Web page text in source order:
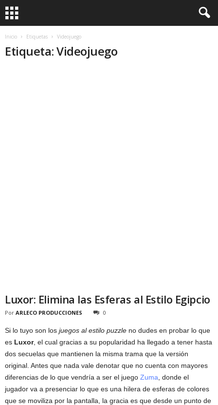
Inicio Etiquetas Videojuego
Etiqueta: Videojuego
Luxor: Elimina las Esferas al Estilo Egipcio
Por ARLECO PRODUCCIONES 0
Si lo tuyo son los juegos al estilo puzzle no dudes en probar lo que
es Luxor, el cual gracias a su popularidad ha llegado a tener hasta
dos secuelas que mantienen la misma trama que la versión
original. Antes que nada vale denotar que no cuenta con mayores
diferencias de lo que vendría a ser el juego Zuma , donde el
jugador va a presenciar lo que es una hilera de esferas de colores
que se moviliza por la pantalla, la gracia es que desde un punto de